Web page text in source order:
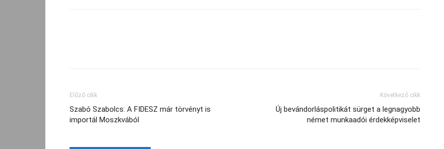
Előző cikk
Szabó Szabolcs: A FIDESZ már törvényt is
importál Moszkvából
Következő cikk
Új bevándorláspolitikát sürget a legnagyobb
német munkaadói érdekképviselet